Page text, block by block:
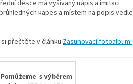
desce má vyšívaný nápis a imitaci
kapes a místem na popis vedle
přečtěte v článku Zasunovací fotoalbum.